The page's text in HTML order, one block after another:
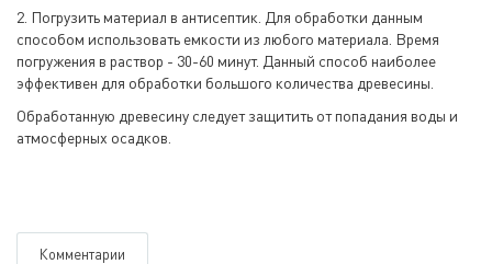
2. Погрузить материал в антисептик. Для обработки данным
способом использовать емкости из любого материала. Время
погружения в раствор - 30-60 минут. Данный способ наиболее
эффективен для обработки большого количества древесины.
Обработанную древесину следует защитить от попадания воды и
атмосферных осадков.
Комментарии